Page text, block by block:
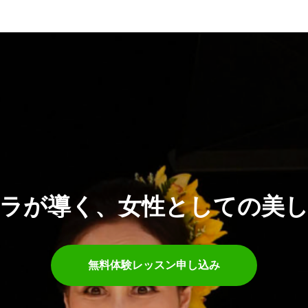
が導く、女性としての美
無料体験レッスン申し込み